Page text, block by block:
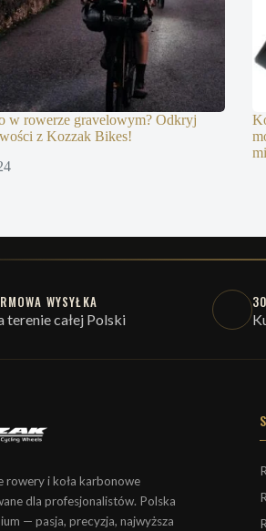
w rowerze gravelowym? Odkryj
z Kozzak Bikes!
WYSYŁKA
terenie całej Polski
rowery i koła karbonowe
dla profesjonalistów. Polska
— pasja, precyzja, najwyższa